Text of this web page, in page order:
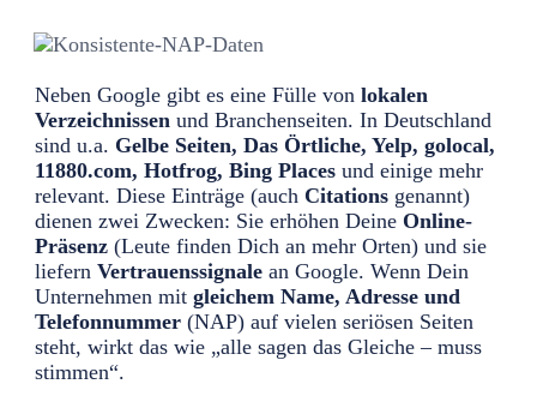
Neben Google gibt es eine Fülle von lokalen
Verzeichnissen und Branchenseiten. In Deutschland
sind u.a. Gelbe Seiten, Das Örtliche, Yelp, golocal,
11880.com, Hotfrog, Bing Places und einige mehr
relevant. Diese Einträge (auch Citations genannt)
dienen zwei Zwecken: Sie erhöhen Deine Online-
Präsenz (Leute finden Dich an mehr Orten) und sie
liefern Vertrauenssignale an Google. Wenn Dein
Unternehmen mit gleichem Name, Adresse und
Telefonnummer (NAP) auf vielen seriösen Seiten
steht, wirkt das wie „alle sagen das Gleiche – muss
stimmen“.